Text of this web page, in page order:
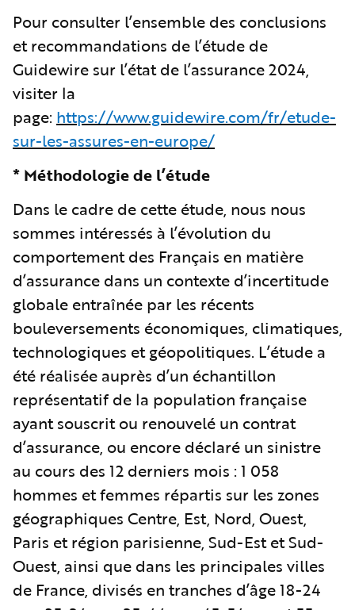
Pour consulter l’ensemble des conclusions
et recommandations de l’étude de
Guidewire sur l’état de l’assurance 2024,
visiter la
page: https://www.guidewire.com/fr/etude-
sur-les-assures-en-europe/
* Méthodologie de l’étude
Dans le cadre de cette étude, nous nous
sommes intéressés à l’évolution du
comportement des Français en matière
d’assurance dans un contexte d’incertitude
globale entraînée par les récents
bouleversements économiques, climatiques,
technologiques et géopolitiques. L’étude a
été réalisée auprès d’un échantillon
représentatif de la population française
ayant souscrit ou renouvelé un contrat
d’assurance, ou encore déclaré un sinistre
au cours des 12 derniers mois : 1 058
hommes et femmes répartis sur les zones
géographiques Centre, Est, Nord, Ouest,
Paris et région parisienne, Sud-Est et Sud-
Ouest, ainsi que dans les principales villes
de France, divisés en tranches d’âge 18-24